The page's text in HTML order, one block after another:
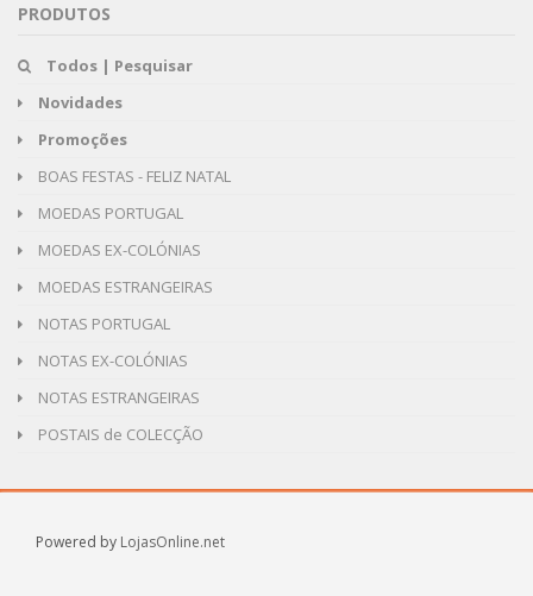
PRODUTOS
Todos | Pesquisar
Novidades
Promoções
BOAS FESTAS - FELIZ NATAL
MOEDAS PORTUGAL
MOEDAS EX-COLÓNIAS
MOEDAS ESTRANGEIRAS
NOTAS PORTUGAL
NOTAS EX-COLÓNIAS
NOTAS ESTRANGEIRAS
POSTAIS de COLECÇÃO
Powered by LojasOnline.net